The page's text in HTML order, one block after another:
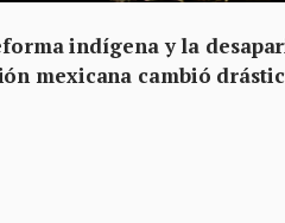
indígena y la
mexicana cambió